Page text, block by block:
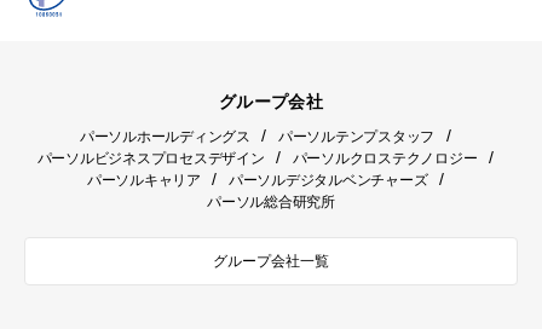
グループ会社
パーソルホールディングス / パーソルテンプスタッフ /
パーソルビジネスプロセスデザイン / パーソルクロステクノロジー /
パーソルキャリア / パーソルデジタルベンチャーズ /
パーソル総合研究所
グループ会社一覧